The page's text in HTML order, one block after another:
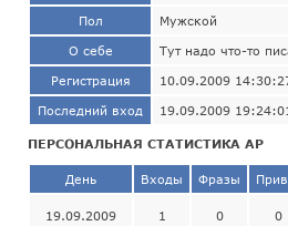
Пол Мужской
О себе Тут надо что-то
Регистрация 10.09.2009
Последний вход 19.09.2009
ПЕРСОНАЛЬНАЯ СТАТИСТИКА АР
День Входы Фразы
19.09.2009 1 0 0